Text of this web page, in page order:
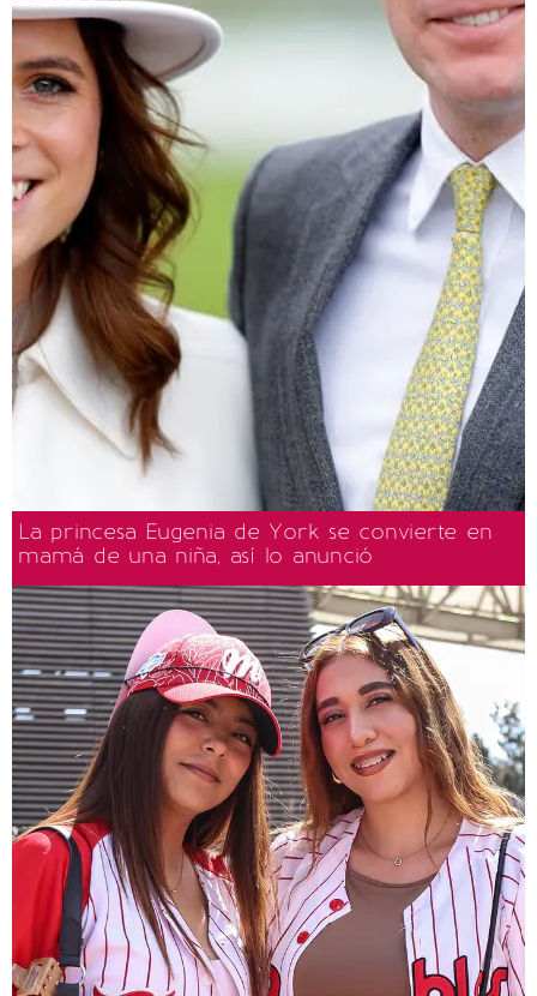
La princesa Eugenia de York se convierte en
mamá de una niña, así lo anunció